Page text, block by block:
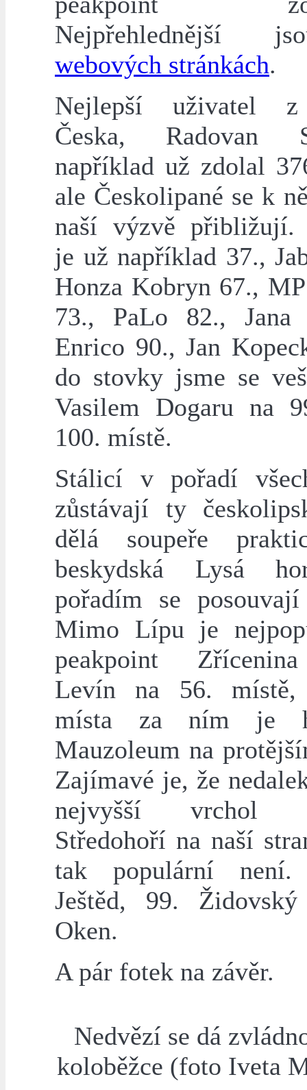
Nejpřehlednější
webových stránkách.
Nejlepší uživatel z
Česka, Radovan
například už zdolal
ale Českolipané se k
naší výzvě přibližují.
je už například 37.,
Honza Kobryn 67.,
73., PaLo 82.,
Enrico 90., Jan
do stovky jsme se
Vasilem Dogaru na
100. místě.
Stálicí v pořadí
zůstávají ty
dělá soupeře
beskydská Lysá
pořadím se
Mimo Lípu je
peakpoint
Levín na 56.
místa za ním je
Mauzoleum na
Zajímavé je, že
nejvyšší vrchol
Středohoří na naší
tak populární
Ještěd, 99.
Oken.
A pár fotek na závěr.
Nedvězí se dá
koloběžce (foto Iveta